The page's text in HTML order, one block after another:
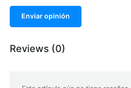
Enviar opinión
Reviews (0)